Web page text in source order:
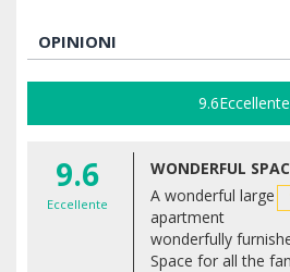
OPINIONI
9.6Eccellente
9.6
Eccellente
WONDERFUL
A wonderful large
apartment
wonderfully
Space for all the